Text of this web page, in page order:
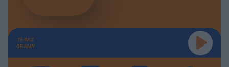
TERAZ
GRAMY